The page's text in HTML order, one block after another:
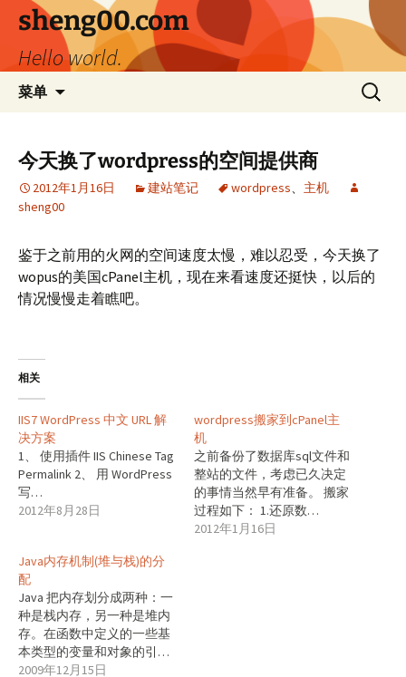
文
sheng00.com
Hello world.
菜单
搜
索：
今天换了wordpress的空间提供商
2012年1月16日 建站笔记 wordpress、 主机
sheng00
鉴于之前用的火网的空间速度太慢，难以忍受，今天换了
wopus的美国cPanel主机，现在来看速度还挺快，以后的
情况慢慢走着瞧吧。
相关
IIS7 WordPress 中文 URL 解
决方案
1、 使用插件 IIS Chinese Tag
Permalink 2、 用 WordPress
写…
2012年8月28日
wordpress搬家到cPanel主
机
之前备份了数据库sql文件和
整站的文件，考虑已久决定
的事情当然早有准备。 搬家
过程如下： 1.还原数…
2012年1月16日
Java内存机制(堆与栈)的分
配
Java 把内存划分成两种：一
种是栈内存，另一种是堆内
存。在函数中定义的一些基
本类型的变量和对象的引…
2009年12月15日